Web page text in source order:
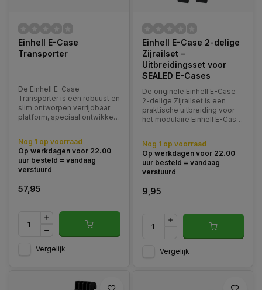
Einhell E-Case
Transporter
De Einhell E-Case
Transporter is een robuust en
slim ontworpen verrijdbaar
platform, speciaal ontwikkeld
van Einhell.
Nog 1 op voorraad
Op werkdagen voor 22.00
uur besteld = vandaag
verstuurd
57,95
Vergelijk
Einhell E-Case 2-delige
Zijrailset –
Uitbreidingsset voor
SEALED E-Cases
De originele Einhell E-Case
2-delige Zijrailset is een
praktische uitbreiding voor
het modulaire Einhell E-Case
Nog 1 op voorraad
Op werkdagen voor 22.00
uur besteld = vandaag
verstuurd
9,95
Vergelijk